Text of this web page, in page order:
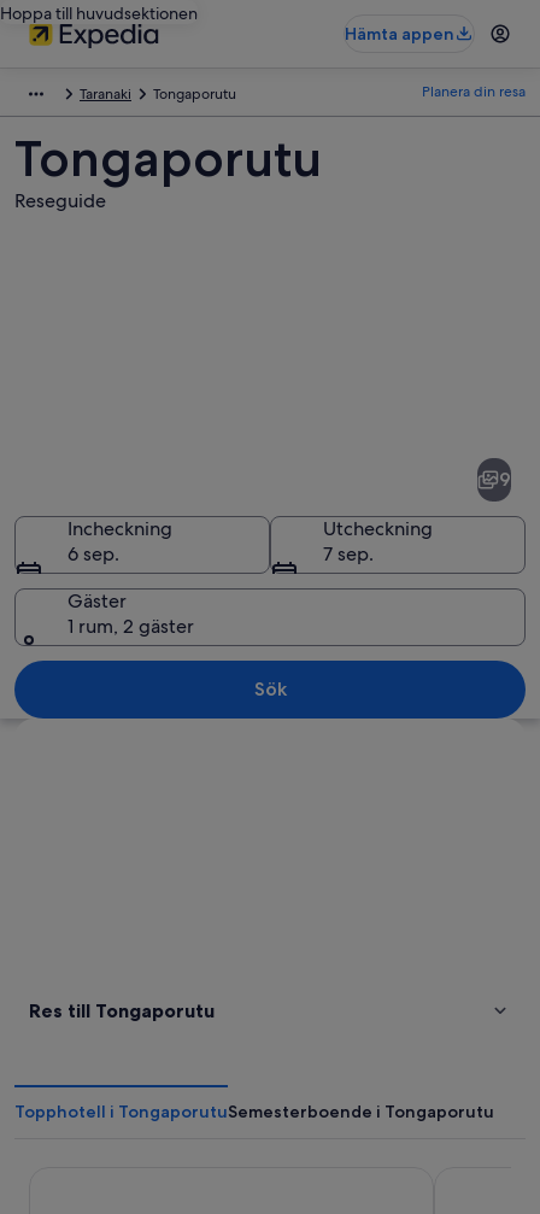
Hoppa till huvudsektionen
Hämta appen
Taranaki Tongaporutu Planera din resa
Tongaporutu
Reseguide
Ett kustlandskap med stora
9
Incheckning
6 sep.
Utcheckning
7 sep.
Gäster
1 rum, 2 gäster
Sök
Res till Tongaporutu
Topphotell i TongaporutuSemesterboende i Tongaporutu